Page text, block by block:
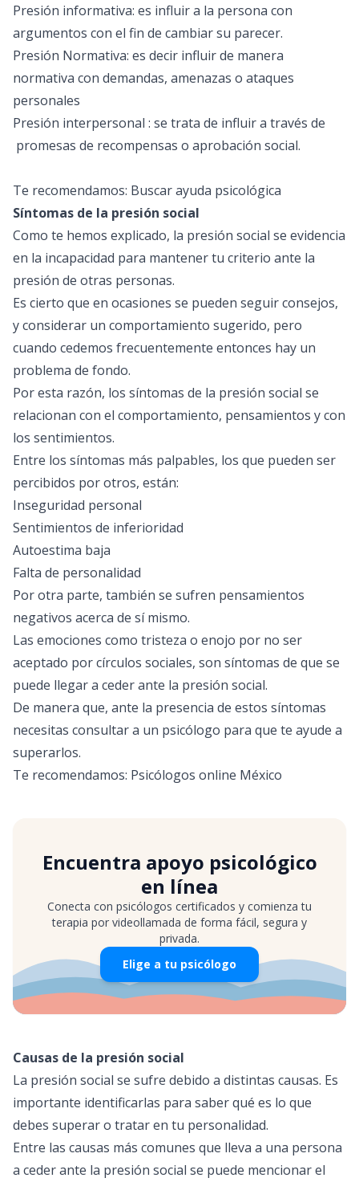
Presión informativa: es influir a la persona con
argumentos con el fin de cambiar su parecer.
Presión Normativa: es decir influir de manera
normativa con demandas, amenazas o ataques
personales
Presión interpersonal : se trata de influir a través de
promesas de recompensas o aprobación social.
Te recomendamos: Buscar ayuda psicológica
Síntomas de la presión social
Como te hemos explicado, la presión social se evidencia
en la incapacidad para mantener tu criterio ante la
presión de otras personas.
Es cierto que en ocasiones se pueden seguir consejos,
y considerar un comportamiento sugerido, pero
cuando cedemos frecuentemente entonces hay un
problema de fondo.
Por esta razón, los síntomas de la presión social se
relacionan con el comportamiento, pensamientos y con
los sentimientos.
Entre los síntomas más palpables, los que pueden ser
percibidos por otros, están:
Inseguridad personal
Sentimientos de inferioridad
Autoestima baja
Falta de personalidad
Por otra parte, también se sufren pensamientos
negativos acerca de sí mismo.
Las emociones como tristeza o enojo por no ser
aceptado por círculos sociales, son síntomas de que se
puede llegar a ceder ante la presión social.
De manera que, ante la presencia de estos síntomas
necesitas consultar a un psicólogo para que te ayude a
superarlos.
Te recomendamos: Psicólogos online México
Encuentra apoyo psicológico
en línea
Conecta con psicólogos certificados y comienza tu
terapia por videollamada de forma fácil, segura y
privada.
Elige a tu psicólogo
Causas de la presión social
La presión social se sufre debido a distintas causas. Es
importante identificarlas para saber qué es lo que
debes superar o tratar en tu personalidad.
Entre las causas más comunes que lleva a una persona
a ceder ante la presión social se puede mencionar el